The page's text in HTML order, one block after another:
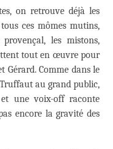
on retrouve déjà les
ces mômes mutins,
les mistons,
tout en œuvre pour
Gérard. Comme dans le
au grand public,
une voix-off raconte
encore la gravité des